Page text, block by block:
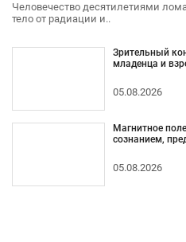
Человечество десятилетиями
тело от радиации и..
Зрительный
младенца и
05.08.2026
Магнитное
сознанием,
05.08.2026